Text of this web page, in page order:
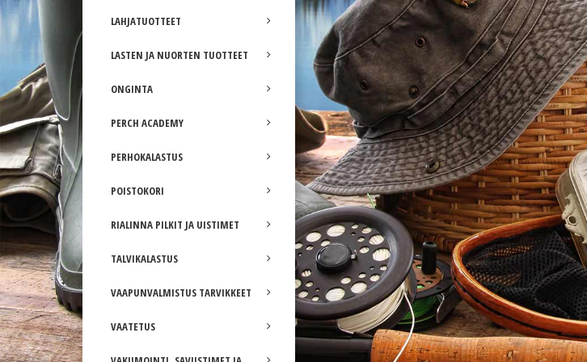
LAHJATUOTTEET
LASTEN JA NUORTEN TUOTTEET
ONGINTA
PERCH ACADEMY
PERHOKALASTUS
POISTOKORI
RIALINNA PILKIT JA UISTIMET
TALVIKALASTUS
VAAPUNVALMISTUS TARVIKKEET
VAATETUS